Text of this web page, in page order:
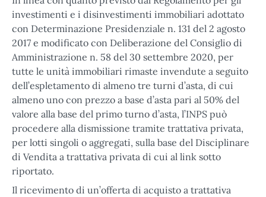
investimenti e i disinvestimenti immobiliari adottato
con Determinazione Presidenziale n. 131 del 2 agosto
2017 e modificato con Deliberazione del Consiglio di
Amministrazione n. 58 del 30 settembre 2020, per
tutte le unità immobiliari rimaste invendute a seguito
dell’espletamento di almeno tre turni d’asta, di cui
almeno uno con prezzo a base d’asta pari al 50% del
valore alla base del primo turno d’asta, l’INPS può
procedere alla dismissione tramite trattativa privata,
per lotti singoli o aggregati, sulla base del Disciplinare
di Vendita a trattativa privata di cui al link sotto
riportato.
Il ricevimento di un’offerta di acquisto a trattativa